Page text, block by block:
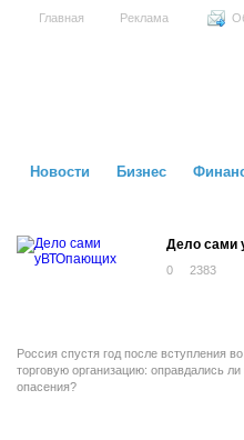
Главная Реклама
Новости Бизнес
Дело сами
0 2383
Россия спустя год после вступления
торговую организацию: оправдались
опасения?